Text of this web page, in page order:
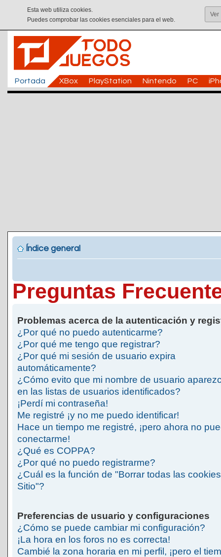
Esta web utiliza cookies.
Puedes comprobar las cookies esenciales para el web.
Ver
Portada XBox PlayStation Nintendo PC
Índice general
Preguntas
Problemas acerca de la autenticación y
¿Por qué no puedo autenticarme?
¿Por qué me tengo que registrar?
¿Por qué mi sesión de usuario expira
automáticamente?
¿Cómo evito que mi nombre de usuario
en las listas de usuarios identificados?
¡Perdí mi contraseña!
Me registré ¡y no me puedo identificar!
Hace un tiempo me registré, ¡pero ahora no
conectarme!
¿Qué es COPPA?
¿Por qué no puedo registrarme?
¿Cuál es la función de "Borrar todas las
Sitio"?
Preferencias de usuario y configuraciones
¿Cómo se puede cambiar mi configuración?
¡La hora en los foros no es correcta!
Cambié la zona horaria en mi perfil, ¡pero el